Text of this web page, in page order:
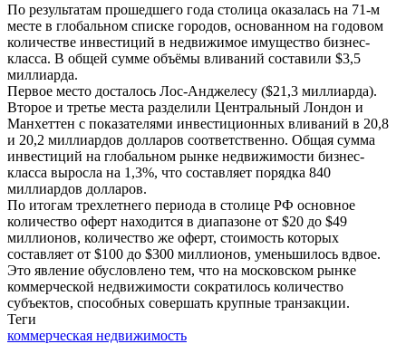
По результатам прошедшего года столица оказалась на 71-м
месте в глобальном списке городов, основанном на годовом
количестве инвестиций в недвижимое имущество бизнес-
класса. В общей сумме объёмы вливаний составили $3,5
миллиарда.
Первое место досталось Лос-Анджелесу ($21,3 миллиарда).
Второе и третье места разделили Центральный Лондон и
Манхеттен с показателями инвестиционных вливаний в 20,8
и 20,2 миллиардов долларов соответственно. Общая сумма
инвестиций на глобальном рынке недвижимости бизнес-
класса выросла на 1,3%, что составляет порядка 840
миллиардов долларов.
По итогам трехлетнего периода в столице РФ основное
количество оферт находится в диапазоне от $20 до $49
миллионов, количество же оферт, стоимость которых
составляет от $100 до $300 миллионов, уменьшилось вдвое.
Это явление обусловлено тем, что на московском рынке
коммерческой недвижимости сократилось количество
субъектов, способных совершать крупные транзакции.
Теги
коммерческая недвижимость